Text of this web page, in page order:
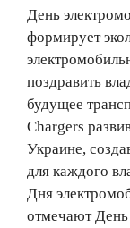
День
формирует
поздравить
будущее
Chargers
Украине,
для каждого
Дня
отмечают